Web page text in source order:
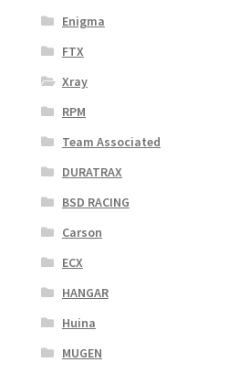
Enigma
FTX
Xray
RPM
Team Associated
DURATRAX
BSD RACING
Carson
ECX
HANGAR
Huina
MUGEN